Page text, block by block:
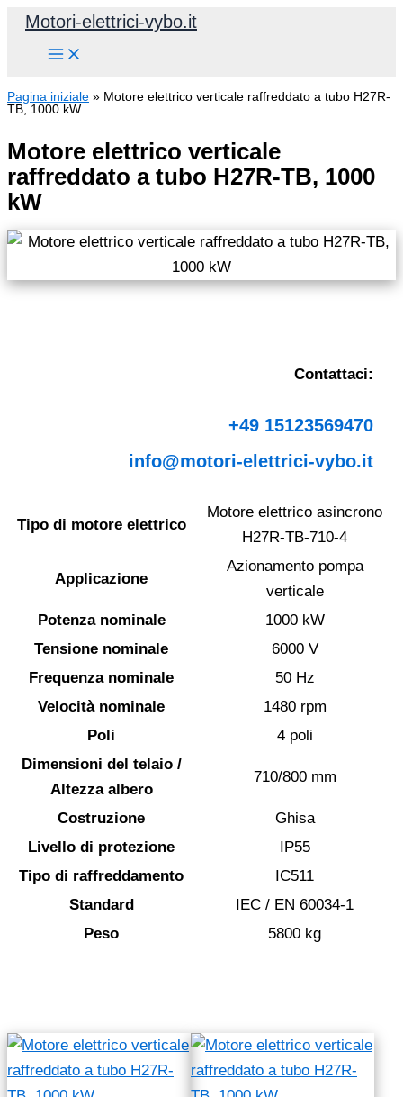
VaiMotori-elettrici-vybo.it
Pagina iniziale » Motore elettrico verticale raffreddato a tubo H27R-
TB, 1000 kW
Motore elettrico verticale
raffreddato a tubo H27R-TB, 1000
kW
Contattaci:
+49 15123569470
info@motori-elettrici-vybo.it
Tipo di motore elettrico
Motore elettrico asincrono
H27R-TB-710-4
Applicazione
Azionamento pompa
verticale
Potenza nominale
1000 kW
Tensione nominale
6000 V
Frequenza nominale
50 Hz
Velocità nominale
1480 rpm
Poli
4 poli
Dimensioni del telaio /
Altezza albero
710/800 mm
Costruzione
Ghisa
Livello di protezione
IP55
Tipo di raffreddamento
IC511
Standard
IEC / EN 60034-1
Peso
5800 kg